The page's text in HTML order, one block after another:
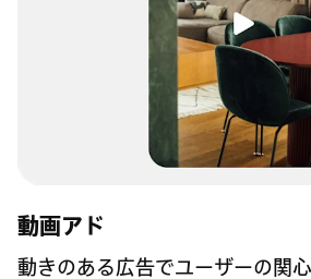
動画アド
動きのある広告でユーザーの関